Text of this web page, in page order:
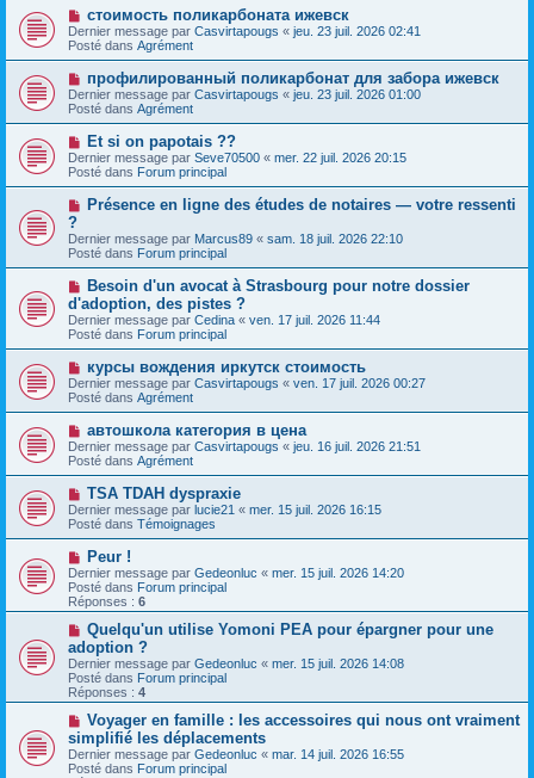
s
a
g
e
a
u
m
e
s
s
a
g
e
N
o
u
v
a
u
m
e
s
a
g
e
стоимость поликарбоната ижевск
Dernier message par Casvirtapougs « jeu. 23 juil. 2026 02:41
Posté dans Agrément
N
o
u
v
e
a
u
m
e
g
e
профилированный поликарбонат для забора ижевск
Dernier message par Casvirtapougs « jeu. 23 juil. 2026 01:00
Posté dans Agrément
N
o
u
v
e
a
m
e
s
s
a
g
e
Et si on papotais ??
Dernier message par Seve70500 « mer. 22 juil. 2026 20:15
Posté dans Forum principal
N
v
e
a
m
e
s
g
e
Présence en ligne des études de notaires — votre ressenti
?
Dernier message par Marcus89 « sam. 18 juil. 2026 22:10
Posté dans Forum principal
N
u
v
e
a
u
m
e
s
s
a
g
e
Besoin d'un avocat à Strasbourg pour notre dossier
d'adoption, des pistes ?
Dernier message par Cedina « ven. 17 juil. 2026 11:44
Posté dans Forum principal
N
o
u
v
a
u
m
e
s
s
a
g
e
курсы вождения иркутск стоимость
Dernier message par Casvirtapougs « ven. 17 juil. 2026 00:27
Posté dans Agrément
N
o
u
v
e
u
m
e
s
a
g
e
автошкола категория в цена
Dernier message par Casvirtapougs « jeu. 16 juil. 2026 21:51
Posté dans Agrément
N
o
u
v
e
a
u
m
e
s
a
g
e
TSA TDAH dyspraxie
Dernier message par lucie21 « mer. 15 juil. 2026 16:15
Posté dans Témoignages
N
o
u
v
e
a
u
m
e
s
s
a
e
Peur !
Dernier message par Gedeonluc « mer. 15 juil. 2026 14:20
Posté dans Forum principal
Réponses : 6
N
o
u
v
e
a
u
m
e
s
s
Quelqu'un utilise Yomoni PEA pour épargner pour une
adoption ?
Dernier message par Gedeonluc « mer. 15 juil. 2026 14:08
Posté dans Forum principal
Réponses : 4
N
u
v
e
Voyager en famille : les accessoires qui nous ont vraiment
simplifié les déplacements
Dernier message par Gedeonluc « mar. 14 juil. 2026 16:55
Posté dans Forum principal